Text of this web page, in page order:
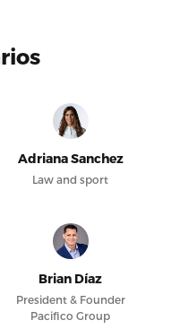
Adriana Sanchez
Law and sport
Brian Díaz
President & Founder
Pacifico Group